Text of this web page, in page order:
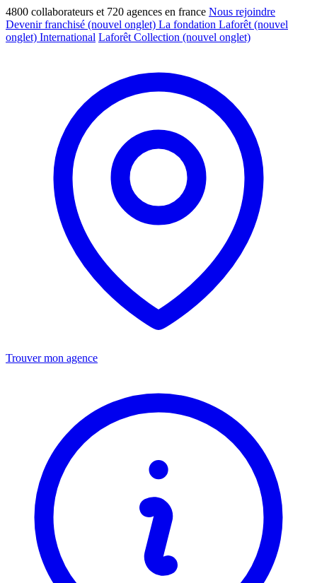
4800 collaborateurs et 720 agences en france Nous rejoindre
Devenir franchisé (nouvel onglet) La fondation Laforêt (nouvel
onglet) International Laforêt Collection (nouvel onglet)
Trouver mon agence